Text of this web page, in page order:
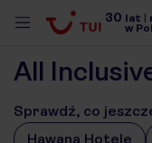
30 lat
w
All
Sprawdź, co
Hawana Hotele